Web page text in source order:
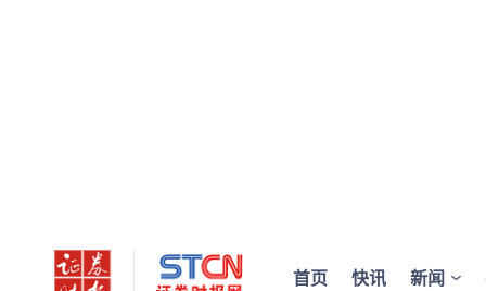
首页 快讯 新闻